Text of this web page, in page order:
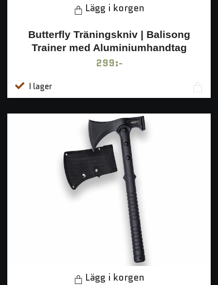
Lägg i korgen
Butterfly Träningskniv | Balisong
Trainer med Aluminiumhandtag
299:-
I lager
Lägg i korgen